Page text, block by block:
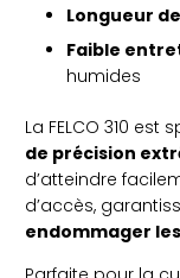
Longueur
Faible
humides
La FELCO 310
de précision
d’atteindre
d’accès,
endommager